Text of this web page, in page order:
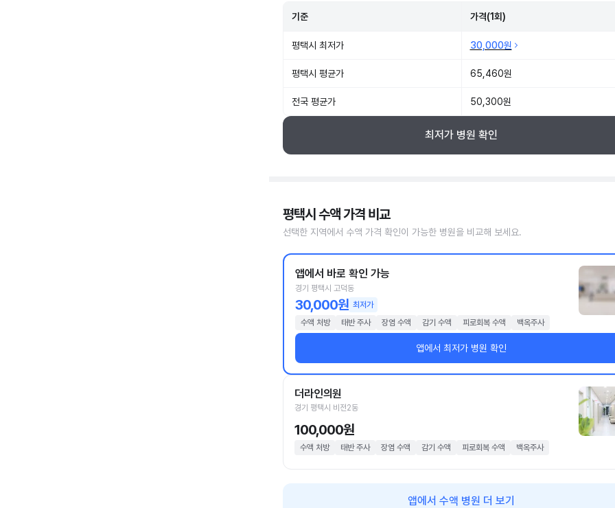
기준 가격(1회)
평택시 최저가 30,000원
평택시 평균가 65,460원
전국 평균가 50,300원
최저가 병원 확인
평택시 수액 가격 비교
선택한 지역에서 수액 가격 확인이 가능한 병원을 비교해 보세요.
앱에서 바로 확인 가능
경기 평택시 고덕동
30,000원 최저가
수액 처방
태반 주사 장염 수액 감기 수액 피로회복 수액 백옥주사
앱에서 최저가 병원 확인
더라인의원
경기 평택시 비전2동
100,000원
수액 처방 태반 주사 장염 수액 감기 수액 피로회복 수액 백옥주사
앱에서 수액 병원 더 보기